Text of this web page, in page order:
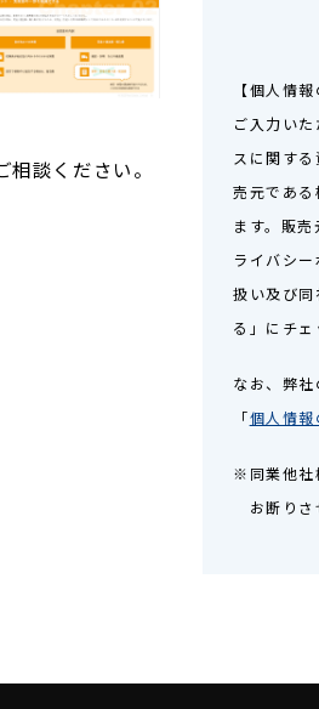
談ください。
【個人情
ご入力い
スに関す
売元であ
ます。販
ライバシ
扱い及び
る」にチ
なお、弊
「個人情
※同業他社
お断りさ